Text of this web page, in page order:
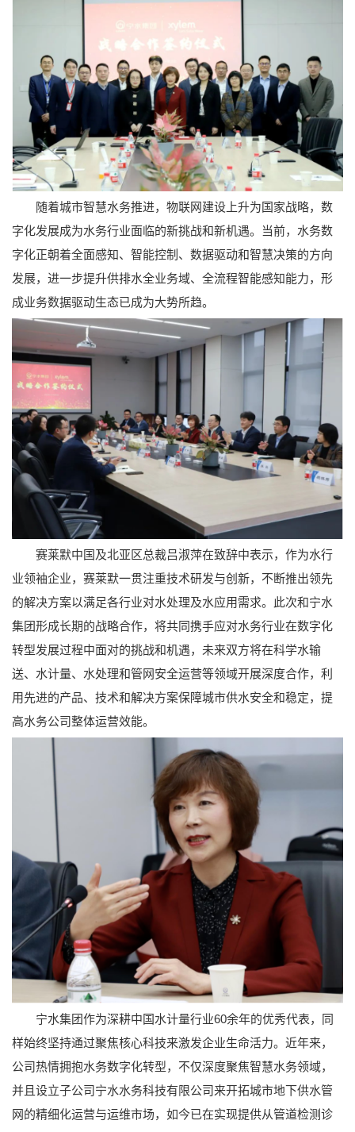
随着城市智慧水务推进，物联网建设上升为国家战略，数
字化发展成为水务行业面临的新挑战和新机遇。当前，水务数
字化正朝着全面感知、智能控制、数据驱动和智慧决策的方向
发展，进一步提升供排水全业务域、全流程智能感知能力，形
成业务数据驱动生态已成为大势所趋。
赛莱默中国及北亚区总裁吕淑萍在致辞中表示，作为水行
业领袖企业，赛莱默一贯注重技术研发与创新，不断推出领先
的解决方案以满足各行业对水处理及水应用需求。此次和宁水
集团形成长期的战略合作，将共同携手应对水务行业在数字化
转型发展过程中面对的挑战和机遇，未来双方将在科学水输
送、水计量、水处理和管网安全运营等领域开展深度合作，利
用先进的产品、技术和解决方案保障城市供水安全和稳定，提
高水务公司整体运营效能。
宁水集团作为深耕中国水计量行业60余年的优秀代表，同
样始终坚持通过聚焦核心科技来激发企业生命活力。近年来，
公司热情拥抱水务数字化转型，不仅深度聚焦智慧水务领域，
并且设立子公司宁水水务科技有限公司来开拓城市地下供水管
网的精细化运营与运维市场，如今已在实现提供从管道检测诊